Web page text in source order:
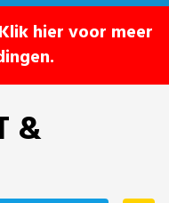
hier voor meer
&